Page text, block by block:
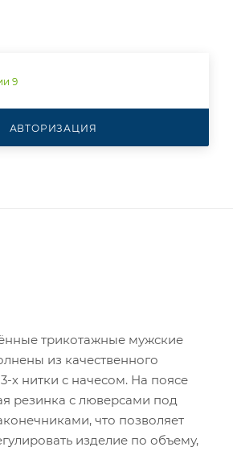
9
АВТОРИЗАЦИЯ
трикотажные мужские
из качественного
х нитки с начесом. На поясе
резинка с люверсами под
что позволяет
изделие по объему,